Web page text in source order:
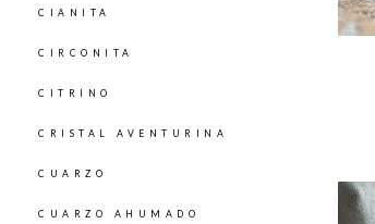
CIANITA
CIRCONITA
CITRINO
CRISTAL AVENTURINA
CUARZO
CUARZO AHUMADO